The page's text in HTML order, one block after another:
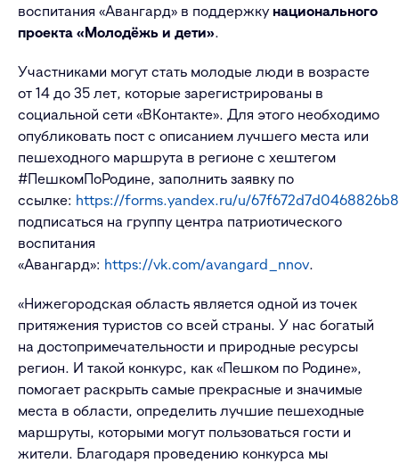
воспитания «Авангард» в поддержку национального
проекта «Молодёжь и дети».
Участниками могут стать молодые люди в возрасте
от 14 до 35 лет, которые зарегистрированы в
социальной сети «ВКонтакте». Для этого необходимо
опубликовать пост с описанием лучшего места или
пешеходного маршрута в регионе с хештегом
#ПешкомПоРодине, заполнить заявку по
ссылке: https://forms.yandex.ru/u/
подписаться на группу центра патриотического
воспитания
«Авангард»: https://vk.com/avangard_nnov.
«Нижегородская область является одной из точек
притяжения туристов со всей страны. У нас богатый
на достопримечательности и природные ресурсы
регион. И такой конкурс, как «Пешком по Родине»,
помогает раскрыть самые прекрасные и значимые
места в области, определить лучшие пешеходные
маршруты, которыми могут пользоваться гости и
жители. Благодаря проведению конкурса мы